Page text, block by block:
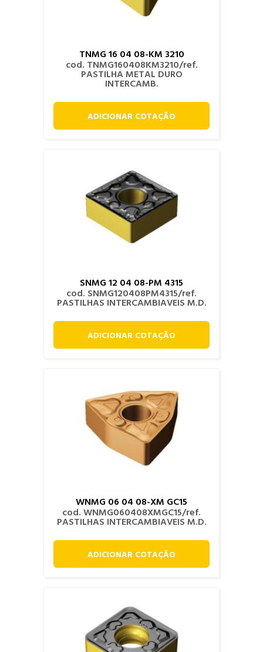
TNMG 16 04 08-KM 3210
cod. TNMG160408KM3210/ref.
PASTILHA METAL DURO
INTERCAMB.
ADICIONAR COTAÇÃO
SNMG 12 04 08-PM 4315
cod. SNMG120408PM4315/ref.
PASTILHAS INTERCAMBIAVEIS M.D.
ADICIONAR COTAÇÃO
WNMG 06 04 08-XM GC15
cod. WNMG060408XMGC15/ref.
PASTILHAS INTERCAMBIAVEIS M.D.
ADICIONAR COTAÇÃO